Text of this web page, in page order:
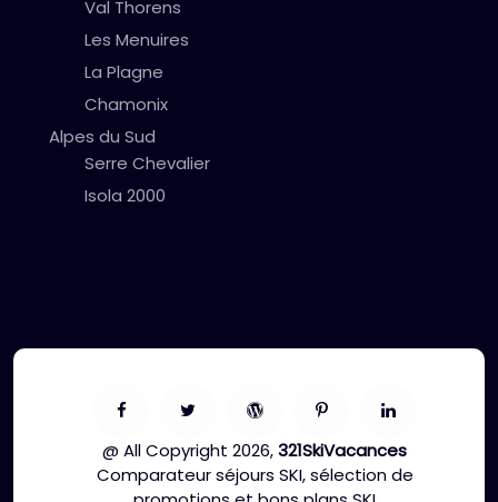
Val Thorens
Les Menuires
La Plagne
Chamonix
Alpes du Sud
Serre Chevalier
Isola 2000
@ All Copyright 2026,321SkiVacances
Comparateur séjours SKI, sélection de